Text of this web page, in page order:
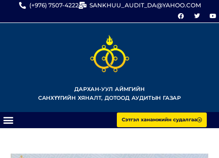
(+976) 7507-4222 SANKHUU_AUDIT_DA@YAHOO.COM
ДАРХАН-УУЛ АЙМГИЙН
САНХҮҮГИЙН ХЯНАЛТ, ДОТООД АУДИТЫН ГАЗАР
Сэтгэл ханамжийн судалгаа